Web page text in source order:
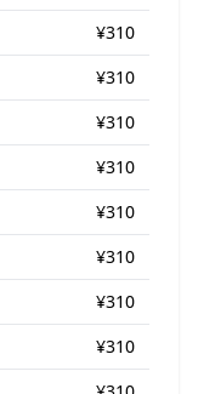
¥310
¥310
¥310
¥310
¥310
¥310
¥310
¥310